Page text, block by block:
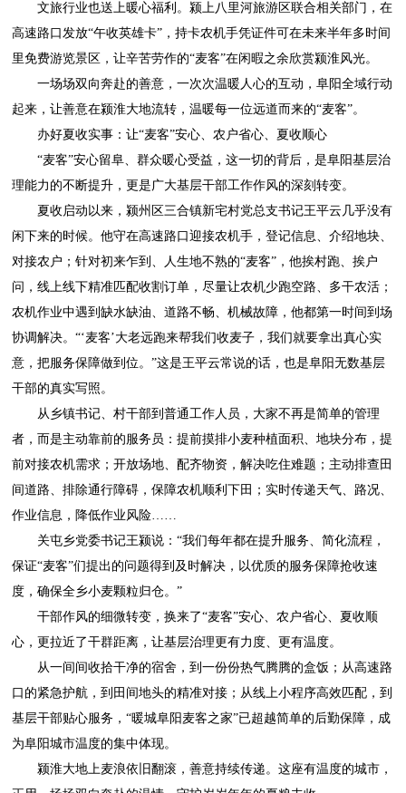
文旅行业也送上暖心福利。颍上八里河旅游区联合相关部门，在
高速路口发放“午收英雄卡”，持卡农机手凭证件可在未来半年多时间
里免费游览景区，让辛苦劳作的“麦客”在闲暇之余欣赏颍淮风光。
一场场双向奔赴的善意，一次次温暖人心的互动，阜阳全域行动
起来，让善意在颍淮大地流转，温暖每一位远道而来的“麦客”。
办好夏收实事：让“麦客”安心、农户省心、夏收顺心
“麦客”安心留阜、群众暖心受益，这一切的背后，是阜阳基层治
理能力的不断提升，更是广大基层干部工作作风的深刻转变。
夏收启动以来，颍州区三合镇新宅村党总支书记王平云几乎没有
闲下来的时候。他守在高速路口迎接农机手，登记信息、介绍地块、
对接农户；针对初来乍到、人生地不熟的“麦客”，他挨村跑、挨户
问，线上线下精准匹配收割订单，尽量让农机少跑空路、多干农活；
农机作业中遇到缺水缺油、道路不畅、机械故障，他都第一时间到场
协调解决。“‘麦客’大老远跑来帮我们收麦子，我们就要拿出真心实
意，把服务保障做到位。”这是王平云常说的话，也是阜阳无数基层
干部的真实写照。
从乡镇书记、村干部到普通工作人员，大家不再是简单的管理
者，而是主动靠前的服务员：提前摸排小麦种植面积、地块分布，提
前对接农机需求；开放场地、配齐物资，解决吃住难题；主动排查田
间道路、排除通行障碍，保障农机顺利下田；实时传递天气、路况、
作业信息，降低作业风险……
关屯乡党委书记王颍说：“我们每年都在提升服务、简化流程，
保证“麦客”们提出的问题得到及时解决，以优质的服务保障抢收速
度，确保全乡小麦颗粒归仓。”
干部作风的细微转变，换来了“麦客”安心、农户省心、夏收顺
心，更拉近了干群距离，让基层治理更有力度、更有温度。
从一间间收拾干净的宿舍，到一份份热气腾腾的盒饭；从高速路
口的紧急护航，到田间地头的精准对接；从线上小程序高效匹配，到
基层干部贴心服务，“暖城阜阳麦客之家”已超越简单的后勤保障，成
为阜阳城市温度的集中体现。
颍淮大地上麦浪依旧翻滚，善意持续传递。这座有温度的城市，